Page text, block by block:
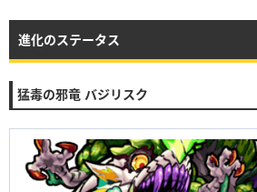
進化のステータス
猛毒の邪竜 バジリスク